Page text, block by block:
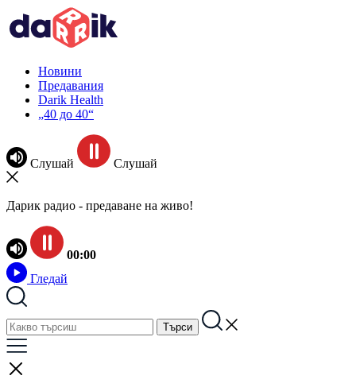
Новини
Предавания
Darik Health
„40 до 40“
Слушай Слушай
Дарик радио - предаване на живо!
00:00
Гледай